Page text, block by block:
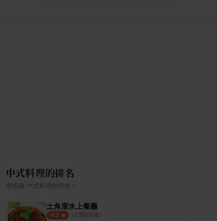
中式料理的排名
南投縣 中式料理 的排名 ›
土角厝水上餐廳
4.3 （ 10則評論）